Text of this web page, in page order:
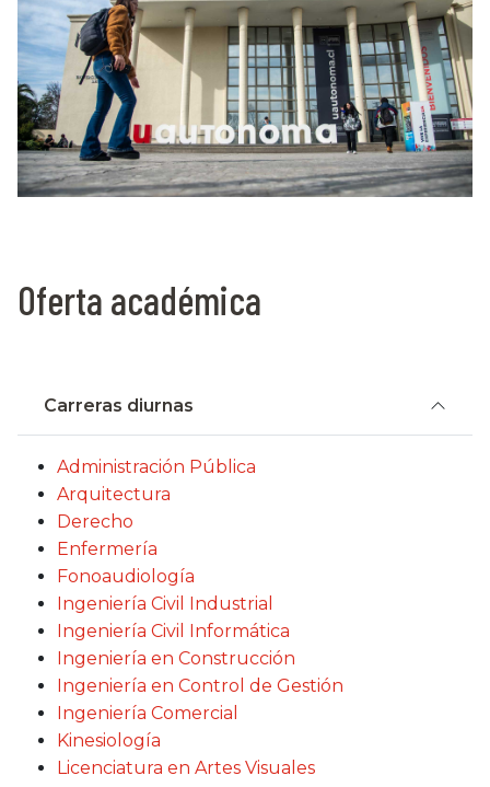
Oferta académica
Carreras diurnas
Administración Pública
Arquitectura
Derecho
Enfermería
Fonoaudiología
Ingeniería Civil Industrial
Ingeniería Civil Informática
Ingeniería en Construcción
Ingeniería en Control de Gestión
Ingeniería Comercial
Kinesiología
Licenciatura en Artes Visuales